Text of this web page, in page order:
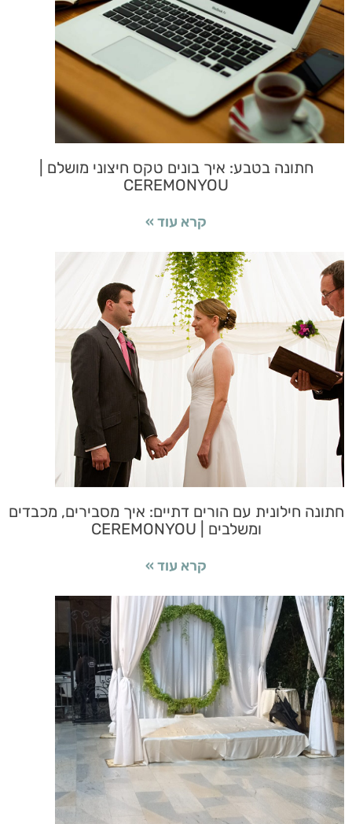
חתונה בטבע: איך בונים טקס חיצוני מושלם |
CEREMONYOU
קרא עוד »
חתונה חילונית עם הורים דתיים: איך מסבירים, מכבדים
ומשלבים | CEREMONYOU
קרא עוד »